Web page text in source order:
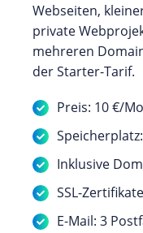
Webseiten,
private
mehreren
der Starter-Tarif.
Preis: 10 €/
Inklusive
SSL-
E-Mail: 3